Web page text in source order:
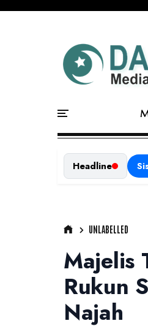
Headline
UNLABELLED
Majelis
Rukun
Najah